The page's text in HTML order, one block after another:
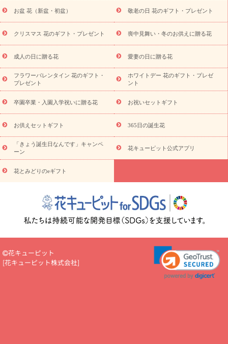
お盆（新盆・初盆）
お祝い返し お見舞い
お取り
プリザーブドフラワー
スタイルから探す
アレンジメント
蘭・花鉢
ミディ胡蝶蘭・お祝い ミディ胡蝶蘭・お供え
の青色胡蝶蘭
観葉植物 観葉植物 産直多肉植物
プリザーブ
ドフラワー
お祝い お供え・お悔やみ 花とセットギフト
ミオーダー
プチギフト（hanamore -ハナモア-）
花とみどりの
eギフト
花キューピットのeGfit カラー ピンク
レンジ
レッド お花の種類 バラ ユリ トルコキキョウ
予
算から探す
お祝い お祝い・3000円～ お祝い・
お祝い・5000円～ お祝い・7000円～ お祝い・10000円～
お供え・お悔やみ
お供え・お悔やみ・3000円～
お供え・お
悔やみ・5000円～ お供え・お悔やみ・7000円～
お供え・お悔
やみ・10000円～
365日の誕生花カレンダー
開店・開業祝
お祝いを贈るときのマナー・
花キューピットのお祝いコラム一覧
誕生日のお花を「色
彩心理学」で選ぶ方法
結婚祝いの予算相場
出産祝いお役立ち情
転職祝いのマナー基礎知識
ペットのお祝いワンポイントアド
バイス
スタンド花（フラスタ）のマナー
お見舞いのマナーとル
お祝い花のマナー総まとめ
場上司や先輩へ贈るお祝い花の正解は？
開店祝いの花 選び方ガイ
ド（早見表あり）
花キューピットのお供え・
お盆 花（新盆・初盆） 敬老の日 花のギフト・プレゼント
クリスマス 花のギフト・プレゼント 喪中見舞い・冬のお供えに贈る花
成人の日に贈る花 愛妻の日に贈る花
フラワーバレンタイン 花のギフト・
プレゼント
ホワイトデー 花のギフト・プレゼ
ント
卒園卒業・入園入学祝いに贈る花 お祝いセットギフト
お供えセットギフト 365日の誕生花
「きょう誕生日なんです」キャンペ
ーン
花キューピット公式アプリ
花とみどりのeギフト
花キューピット
[花キューピット株式会社]